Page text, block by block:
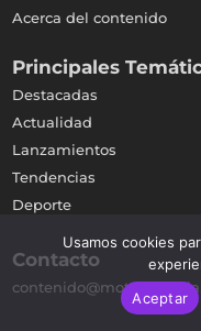
Acerca del contenido
Principales
Destacadas
Actualidad
Lanzamientos
Tendencias
Deporte
Contacto
Usamos cookies
Aceptar